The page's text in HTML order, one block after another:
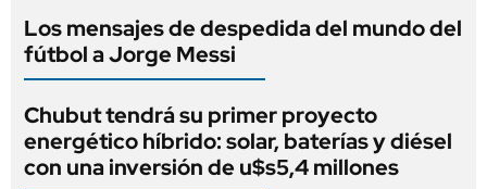
Los mensajes de despedida del mundo del
fútbol a Jorge Messi
Chubut tendrá su primer proyecto
energético híbrido: solar, baterías y diésel
con una inversión de u$s5,4 millones